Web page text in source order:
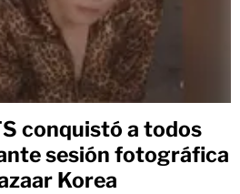
conquistó a todos
sesión fotográfica
Korea